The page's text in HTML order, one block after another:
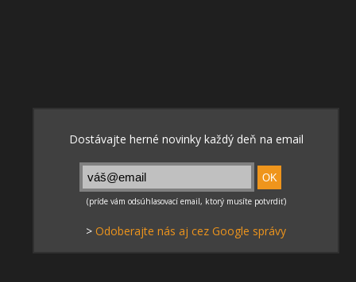
> Odoberajte nás aj cez Google správy